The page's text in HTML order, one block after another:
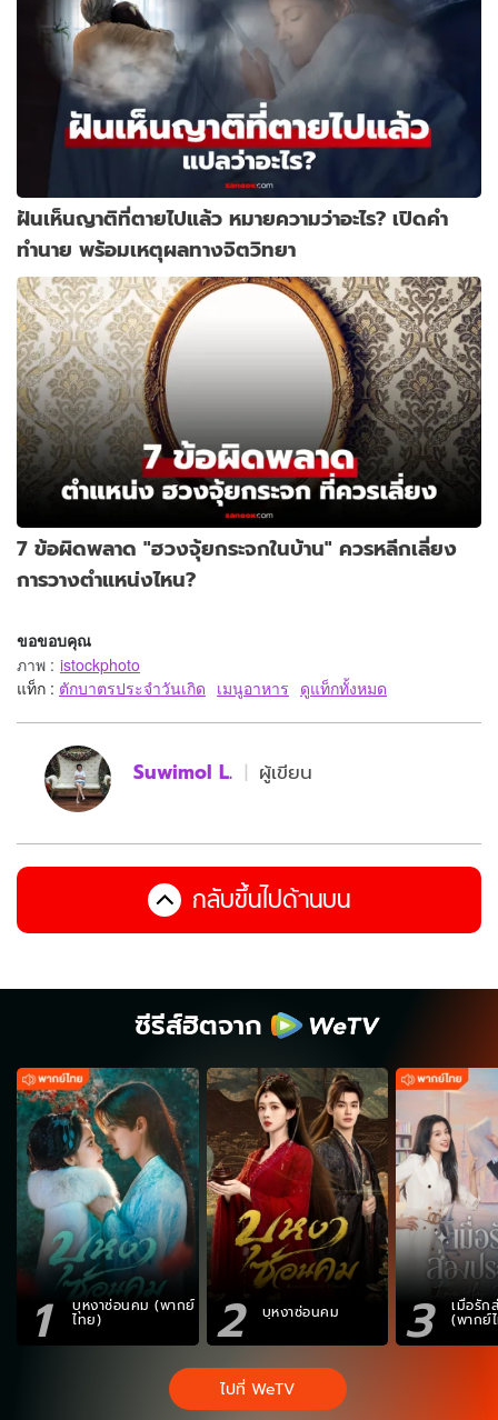
ฝันเห็นญาติที่ตายไปแล้ว หมายความว่าอะไร? เปิดคำ
ทำนาย พร้อมเหตุผลทางจิตวิทยา
7 ข้อผิดพลาด "ฮวงจุ้ยกระจกในบ้าน" ควรหลีกเลี่ยง
การวางตำแหน่งไหน?
ขอขอบคุณ
ภาพ : istockphoto
แท็ก : ตักบาตรประจำวันเกิด เมนูอาหาร ดูแท็กทั้งหมด
Suwimol L. ผู้เขียน
กลับขึ้นไปด้านบน
ซีรีส์ฮิตจาก
1 บุหงาซ่อนคม (พากย์
ไทย) 2 บุหงาซ่อนคม 3 เมื่อรัก
(พากย์
ไปที่ WeTV